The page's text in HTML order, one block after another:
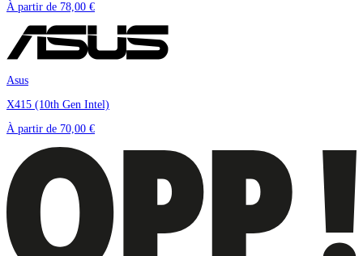
À partir de 78,00 €
Asus
X415 (10th Gen Intel)
À partir de 70,00 €